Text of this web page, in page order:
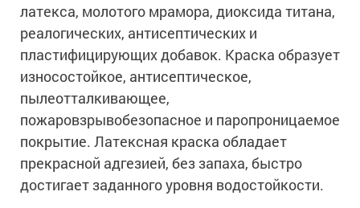
латекса, молотого мрамора, диоксида титана,
реалогических, антисептических и
пластифицирующих добавок. Краска образует
износостойкое, антисептическое,
пылеотталкивающее,
пожаровзрывобезопасное и паропроницаемое
покрытие. Латексная краска обладает
прекрасной адгезией, без запаха, быстро
достигает заданного уровня водостойкости.